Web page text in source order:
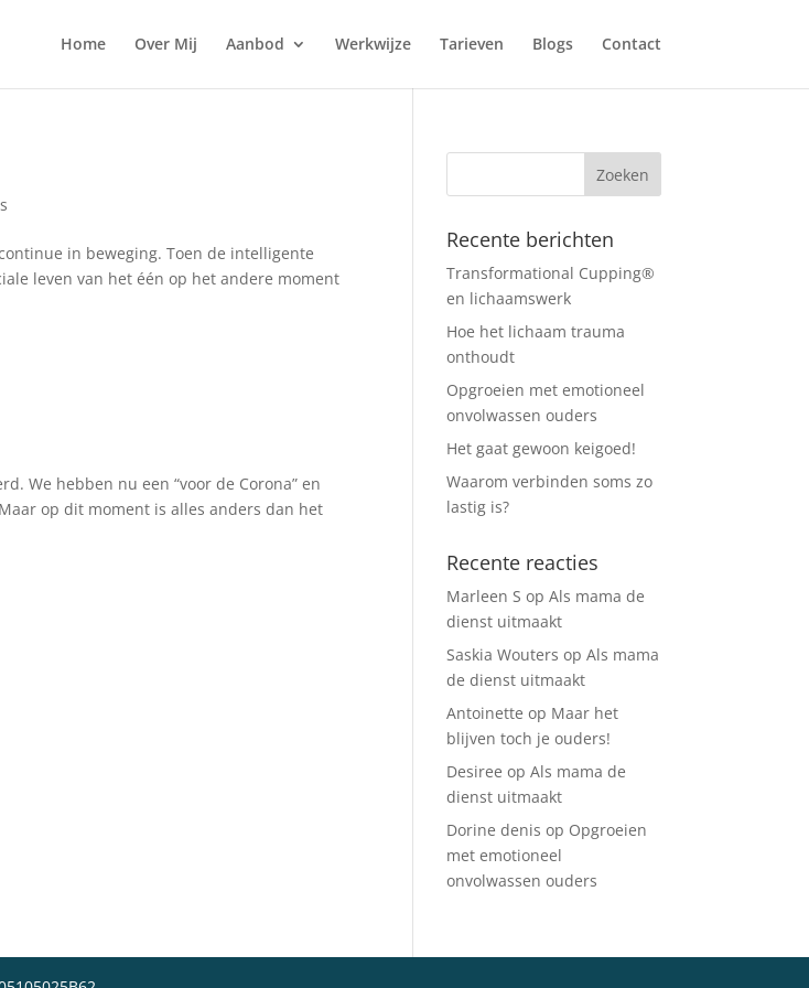
Home Over Mij Aanbod Werkwijze Tarieven Blogs Contact
in beweging. Toen de intelligente
leven van het één op het andere moment
We hebben nu een “voor de Corona” en
op dit moment is alles anders dan het
Recente berichten
Transformational Cupping®
en lichaamswerk
Hoe het lichaam trauma
onthoudt
Opgroeien met emotioneel
onvolwassen ouders
Het gaat gewoon keigoed!
Waarom verbinden soms zo
lastig is?
Recente reacties
Marleen S opAls mama de
dienst uitmaakt
Saskia Wouters opAls mama
de dienst uitmaakt
Antoinette op Maar het
blijven toch je ouders!
Desiree opAls mama de
dienst uitmaakt
Dorine denis op Opgroeien
met emotioneel
onvolwassen ouders